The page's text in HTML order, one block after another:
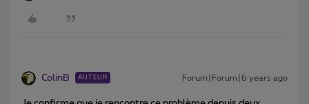
ColinB AUTEUR Forum|Forum|6 years ago